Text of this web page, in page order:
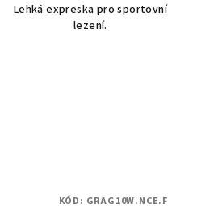
Lehká expreska pro sportovní
lezení.
KÓD: GRAG10W.NCE.F